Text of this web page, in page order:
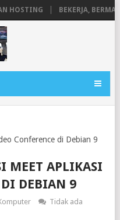
BEKERJA, BERMAIN
Conference di Debian 9
MEET APLIKASI
DI DEBIAN 9
Tidak ada